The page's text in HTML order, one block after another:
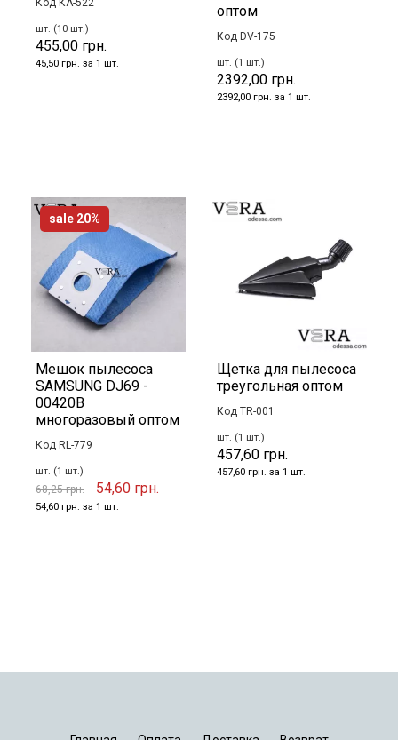
Код КА-522
шт. (10 шт.)
455,00 грн.
45,50 грн. за 1 шт.
оптом
Код DV-175
шт. (1 шт.)
2392,00 грн.
2392,00 грн. за 1 шт.
Мешок пылесоса
SAMSUNG DJ69 -
00420B
многоразовый оптом
Код RL-779
шт. (1 шт.)
68,25 грн. 54,60 грн.
54,60 грн. за 1 шт.
sale 20%
Щетка для пылесоса
треугольная оптом
Код TR-001
шт. (1 шт.)
457,60 грн.
457,60 грн. за 1 шт.